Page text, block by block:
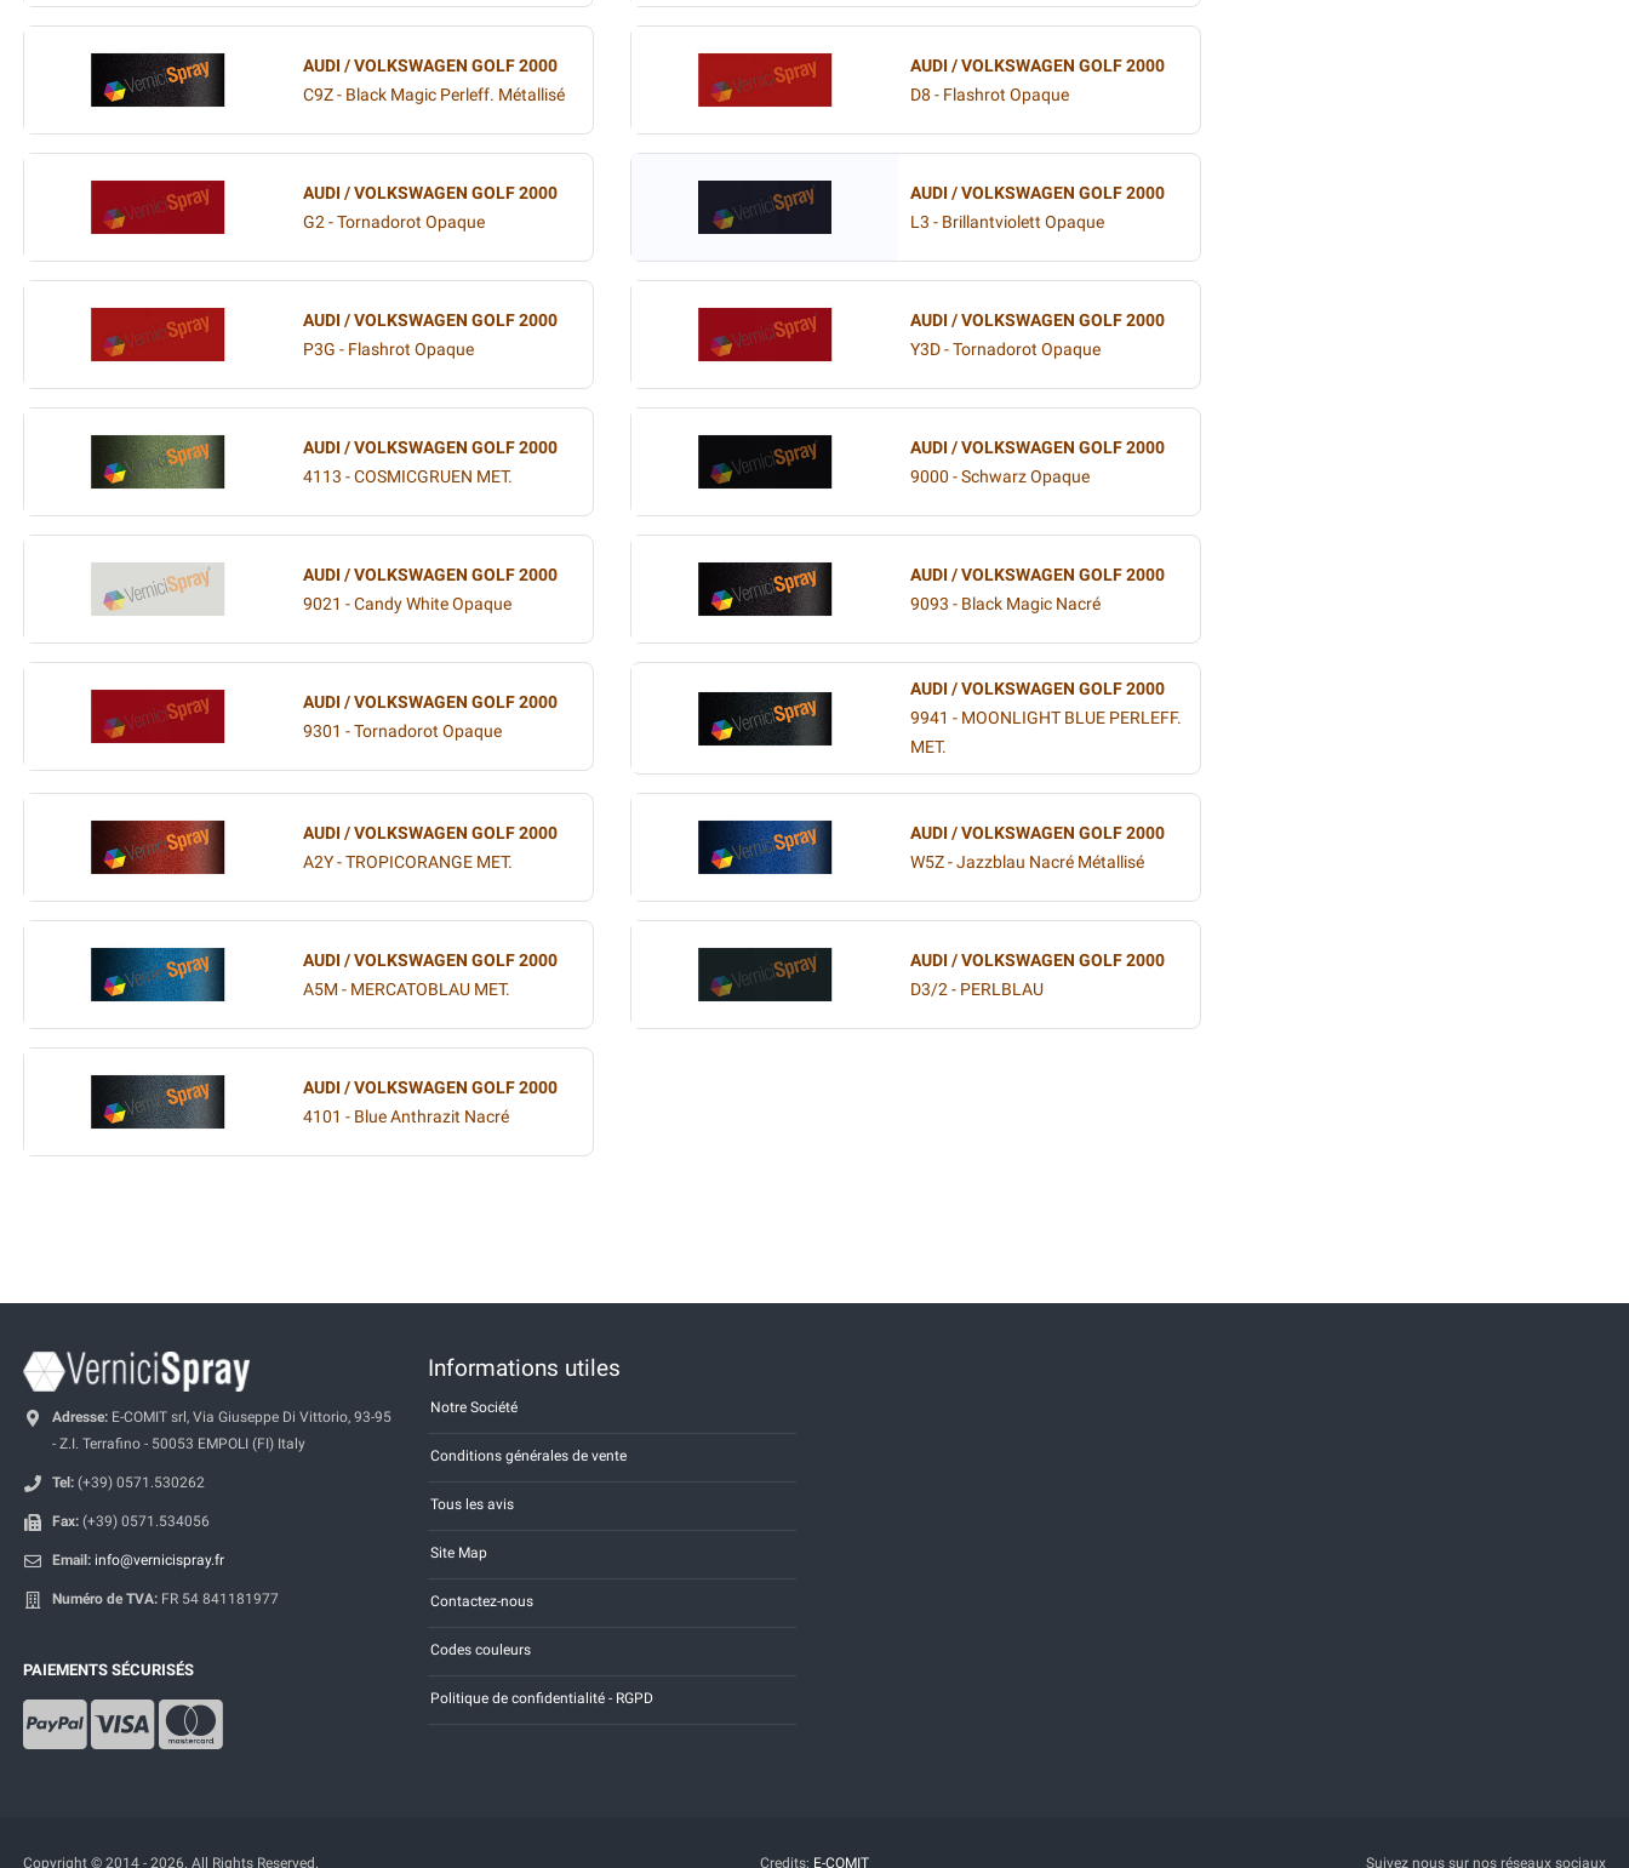
AUDI / VOLKSWAGEN GOLF 2000
C9Z - Black Magic Perleff. Métallisé
AUDI / VOLKSWAGEN GOLF 2000
D8 - Flashrot Opaque
AUDI / VOLKSWAGEN GOLF 2000
G2 - Tornadorot Opaque
AUDI / VOLKSWAGEN GOLF 2000
L3 - Brillantviolett Opaque
AUDI / VOLKSWAGEN GOLF 2000
P3G - Flashrot Opaque
AUDI / VOLKSWAGEN GOLF 2000
Y3D - Tornadorot Opaque
AUDI / VOLKSWAGEN GOLF 2000
4113 - COSMICGRUEN MET.
AUDI / VOLKSWAGEN GOLF 2000
9000 - Schwarz Opaque
AUDI / VOLKSWAGEN GOLF 2000
9021 - Candy White Opaque
AUDI / VOLKSWAGEN GOLF 2000
9093 - Black Magic Nacré
AUDI / VOLKSWAGEN GOLF 2000
9301 - Tornadorot Opaque
AUDI / VOLKSWAGEN GOLF 2000
9941 - MOONLIGHT BLUE PERLEFF.
MET.
AUDI / VOLKSWAGEN GOLF 2000
A2Y - TROPICORANGE MET.
AUDI / VOLKSWAGEN GOLF 2000
W5Z - Jazzblau Nacré Métallisé
AUDI / VOLKSWAGEN GOLF 2000
A5M - MERCATOBLAU MET.
AUDI / VOLKSWAGEN GOLF 2000
D3/2 - PERLBLAU
AUDI / VOLKSWAGEN GOLF 2000
4101 - Blue Anthrazit Nacré
Adresse: E-COMIT srl, Via Giuseppe Di Vittorio, 93-95
- Z.I. Terrafino - 50053 EMPOLI (FI) Italy
Tel: (+39) 0571.530262
Fax: (+39) 0571.534056
Email: info@vernicispray.fr
Numéro de TVA: FR 54 841181977
PAIEMENTS SÉCURISÉS
Informations utiles
Notre Société
Conditions générales de vente
Tous les avis
Site Map
Contactez-nous
Codes couleurs
Politique de confidentialité - RGPD
Copyright © 2014 - 2026. All Rights Reserved. Credits: E-COMIT Suivez nous sur nos réseaux sociaux